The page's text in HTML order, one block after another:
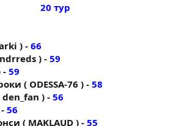
20 тур
) - 66
) - 59
- 59
( ODESSA-76 ) - 58
) - 56
56
( MAKLAUD ) - 55